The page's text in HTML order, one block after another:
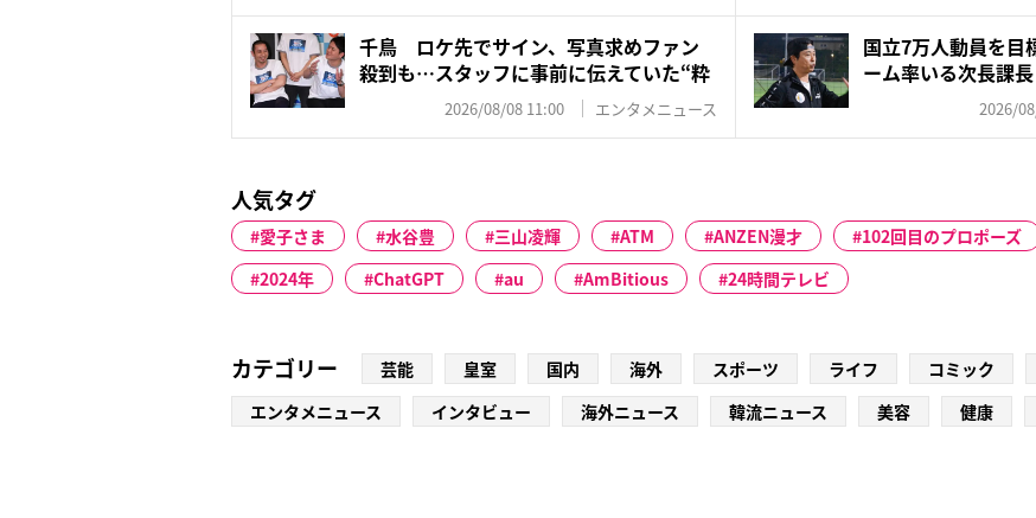
千鳥 ロケ先でサイン、写真求めファン
殺到も…スタッフに事前に伝えていた“粋
2026/08/08 11:00 エンタメニュース
国立7万人動員を
ーム率いる次長課
2026/
人気タグ
愛子さま 水谷豊 三山凌輝 ATM ANZEN漫才 102回目のプロポーズ
2024年
ChatGPT au AmBitious 24時間テレビ
カテゴリー 芸能 皇室 国内 海外 スポーツ ライフ コミック
エンタメニュース
インタビュー 海外ニュース 韓流ニュース 美容 健康